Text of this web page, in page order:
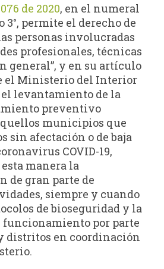
de 2020, en el numeral
3°, permite el derecho de
personas involucradas
profesionales, técnicas
general”, y en su artículo
el Ministerio del Interior
levantamiento de la
preventivo
municipios que
sin afectación o de baja
COVID-19,
manera la
de gran parte de
siempre y cuando
de bioseguridad y la
funcionamiento por parte
distritos en coordinación